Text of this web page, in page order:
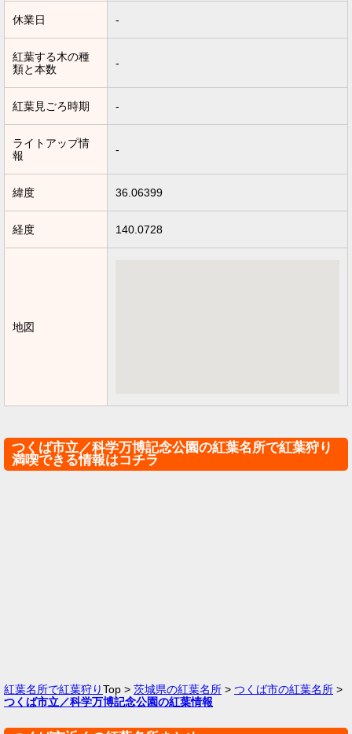
休業日 -
紅葉する木の種
類と本数
-
紅葉見ごろ時期 -
ライトアップ情
報
-
緯度 36.06399
経度 140.0728
地図
つくば市立／科学万博記念公園の紅葉名所で紅葉狩り
満喫できる情報はコチラ
紅葉名所で紅葉狩りTop > 茨城県の紅葉名所 > つくば市の紅葉名所 >
つくば市立／科学万博記念公園の紅葉情報